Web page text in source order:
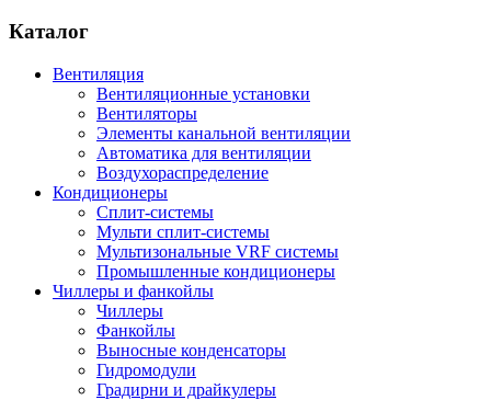
Каталог
Вентиляция
Вентиляционные установки
Вентиляторы
Элементы канальной вентиляции
Автоматика для вентиляции
Воздухораспределение
Кондиционеры
Сплит-системы
Мульти сплит-системы
Мультизональные VRF системы
Промышленные кондиционеры
Чиллеры и фанкойлы
Чиллеры
Фанкойлы
Выносные конденсаторы
Гидромодули
Градирни и драйкулеры